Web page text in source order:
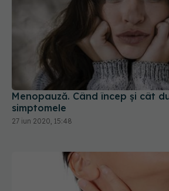
Menopauză. Când încep și cât
simptomele
27 iun 2020, 15:48